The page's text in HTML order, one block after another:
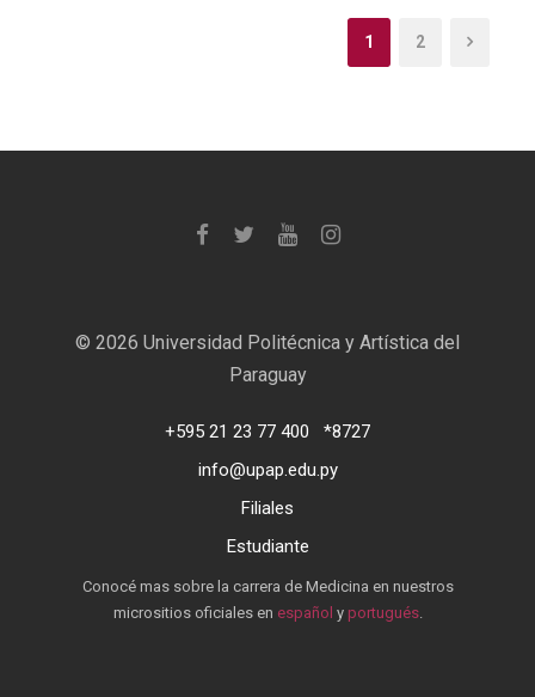
1 2
© 2026 Universidad Politécnica y Artística del
Paraguay
+595 21 23 77 400
*8727
info@upap.edu.py
Filiales
Estudiante
Conocé mas sobre la carrera de Medicina en nuestros
micrositios oficiales en español y portugués.